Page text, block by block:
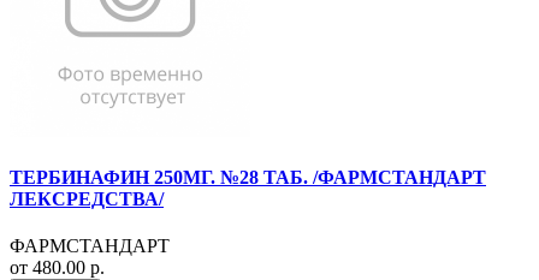
ТЕРБИНАФИН 250МГ. №28 ТАБ. /ФАРМСТАНДАРТ
ЛЕКСРЕДСТВА/
ФАРМСТАНДАРТ
от 480.00 р.